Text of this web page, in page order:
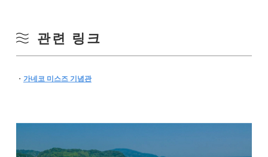
관련 링크
・ 가네코 미스즈 기념관